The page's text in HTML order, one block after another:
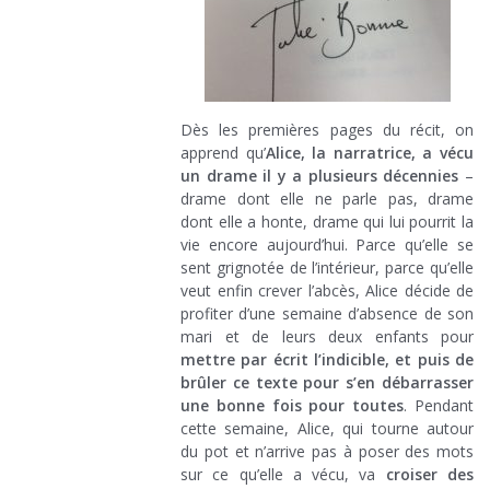
Dès les premières pages du récit, on
apprend qu’Alice, la narratrice, a vécu
un drame il y a plusieurs décennies –
drame dont elle ne parle pas, drame
dont elle a honte, drame qui lui pourrit la
vie encore aujourd’hui. Parce qu’elle se
sent grignotée de l’intérieur, parce qu’elle
veut enfin crever l’abcès, Alice décide de
profiter d’une semaine d’absence de son
mari et de leurs deux enfants pour
mettre par écrit l’indicible, et puis de
brûler ce texte pour s’en débarrasser
une bonne fois pour toutes. Pendant
cette semaine, Alice, qui tourne autour
du pot et n’arrive pas à poser des mots
sur ce qu’elle a vécu, va croiser des